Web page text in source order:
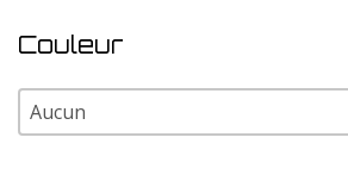
Couleur
Couleur
Couleur